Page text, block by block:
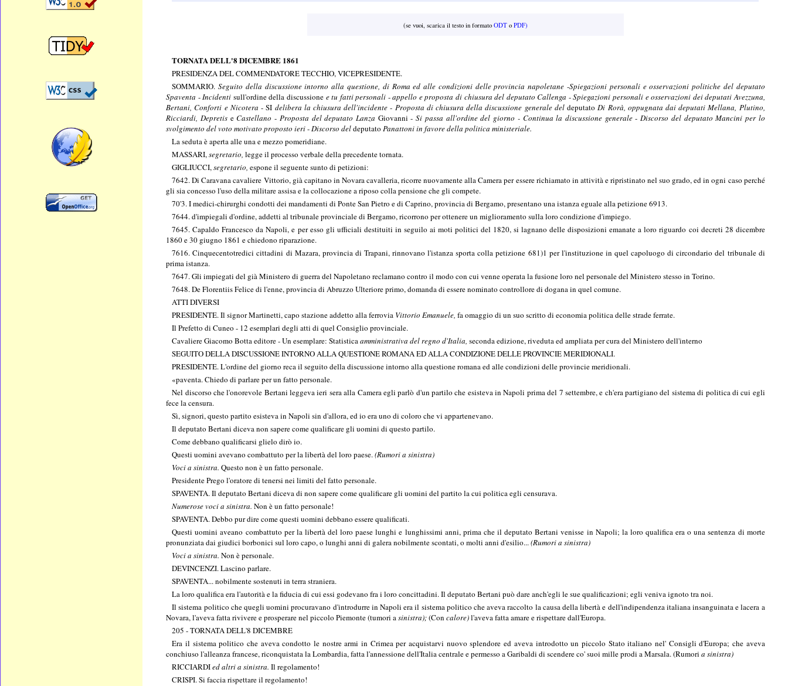
(se vuoi, scarica il testo in formato ODTo PDF)
TORNATA DELL'8 DICEMBRE 1861
PRESIDENZA DEL COMMENDATORE TECCHIO, VICEPRESIDENTE.
SOMMARIO.Seguito della discussione intorno alla questione, di Roma ed alle condizioni delle provincia napoletane -Spiegazioni personali e osservazioni politiche del deputato
Spaventa -Incidenti sull'ordine della discussione e tu fatti personali -appello e proposta di chiusura del deputato Callenga -Spiegazioni personali e osservazioni dei deputati Avezzuna,
Bertani, Conforti e Nicotera- SI delibera la chiusura dell'incidente- Proposta di chiusura della discussione generale deldeputatoDi Rorà, oppugnata dai deputati Mellana, Plutino,
Ricciardi, Depretis eCastellano- Proposta del deputato Lanza Giovanni -Si passa all'ordine del giorno - Continua la discussione generale-Discorso del deputato Mancini per lo
svolgimento del voto motivato proposto ieri-Discorso deldeputatoPanattoni in favore della politica ministeriale.
La seduta è aperta alle una e mezzo pomeridiane.
MASSARI,segretario,legge il processo verbale della precedente tornata.
GIGLIUCCI,segretario,espone il seguente sunto di petizioni:
7642. Di Caravana cavaliere Vittorio, già capitano in Novara cavalleria, ricorre nuovamente alla Camera per essere richiamato in attività e ripristinato nel suo grado, ed in ogni caso perché
gli sia concesso l'uso della militare assisa e la collocazione a riposo colla pensione che gli compete.
70'3. I medici-chirurghi condotti dei mandamenti di Ponte San Pietro e di Caprino, provincia di Bergamo, presentano una istanza eguale alla petizione 6913.
7644. d'impiegali d'ordine, addetti al tribunale provinciale di Bergamo, ricorrono per ottenere un miglioramento sulla loro condizione d'impiego.
7645. Capaldo Francesco da Napoli, e per esso gli ufficiali destituiti in seguilo ai moti politici del 1820, si lagnano delle disposizioni emanate a loro riguardo coi decreti 28 dicembre
1860 e 30 giugno 1861 e chiedono riparazione.
7616. Cinquecentotredici cittadini di Mazara, provincia di Trapani, rinnovano l'istanza sporta colla petizione 681)1 per l'instituzione in quel capoluogo di circondario del tribunale di
prima istanza.
7647. Gli impiegati del già Ministero di guerra del Napoletano reclamano contro il modo con cui venne operata la fusione loro nel personale del Ministero stesso in Torino.
7648. De Florentiis Felice di l'enne, provincia di Abruzzo Ulteriore primo, domanda di essere nominato controllore di dogana in quel comune.
ATTI DIVERSI
PRESIDENTE. Il signor Martinetti, capo stazione addetto alla ferrovia Vittorio Emanuele,fa omaggio di un suo scritto di economia politica delle strade ferrate.
Il Prefetto di Cuneo - 12 esemplari degli atti di quel Consiglio provinciale.
Cavaliere Giacomo Botta editore - Un esemplare: Statisticaamministrativa del regno d'Italia,seconda edizione, riveduta ed ampliata per cura del Ministero dell'interno
SEGUITO DELLA DISCUSSIONE INTORNO ALLA QUESTIONE ROMANA ED ALLA CONDIZIONE DELLE PROVINCIE MERIDIONALI.
PRESIDENTE. L'ordine del giorno reca il seguito della discussione intorno alla questione romana ed alle condizioni delle provincie meridionali.
«paventa. Chiedo di parlare per un fatto personale.
Nel discorso che l'onorevole Bertani leggeva ieri sera alla Camera egli parlò d'un partilo che esisteva in Napoli prima del 7 settembre, e ch'era partigiano del sistema di politica di cui egli
fece la censura.
Sì, signori, questo partito esisteva in Napoli sin d'allora, ed io era uno di coloro che vi appartenevano.
Il deputato Bertani diceva non sapere come qualificare gli uomini di questo partilo.
Come debbano qualificarsi glielo dirò io.
Questi uomini avevano combattuto per la libertà del loro paese.(Rumori a sinistra)
Voci a sinistra.Questo non è un fatto personale.
Presidente Prego l'oratore di tenersi nei limiti del fatto personale.
SPAVENTA. Il deputato Bertani diceva di non sapere come qualificare gli uomini del partito la cui politica egli censurava.
Numerose voci a sinistra.Non è un fatto personale!
SPAVENTA. Debbo pur dire come questi uomini debbano essere qualificati.
Questi uomini aveano combattuto per la libertà del loro paese lunghi e lunghissimi anni, prima che il deputato Bertani venisse in Napoli; la loro qualifica era o una sentenza di morte
pronunziata dai giudici borbonici sul loro capo, o lunghi anni di galera nobilmente scontati, o molti anni d'esilio...(Rumori a sinistra)
Voci a sinistra.Non è personale.
DEVINCENZI. Lascino parlare.
SPAVENTA... nobilmente sostenuti in terra straniera.
La loro qualifica era l'autorità e la fiducia di cui essi godevano fra i loro concittadini. Il deputato Bertani può dare anch'egli le sue qualificazioni; egli veniva ignoto tra noi.
Il sistema politico che quegli uomini procuravano d'introdurre in Napoli era il sistema politico che aveva raccolto la causa della libertà e dell'indipendenza italiana insanguinata e lacera a
Novara, l'aveva fatta rivivere e prosperare nel piccolo Piemonte (tumori asinistra);(Concalore)l'aveva fatta amare e rispettare dall'Europa.
205 - TORNATA DELL'8 DICEMBRE
Era il sistema politico che aveva condotto le nostre armi in Crimea per acquistarvi nuovo splendore ed aveva introdotto un piccolo Stato italiano nel' Consigli d'Europa; che aveva
conchiuso l'alleanza francese, riconquistata la Lombardia, fatta l'annessione dell'Italia centrale e permesso a Garibaldi di scendere co' suoi mille prodi a Marsala. (Rumoria sinistra)
RICCIARDIed altri a sinistra.Il regolamento!
CRISPI. Si faccia rispettare il regolamento!